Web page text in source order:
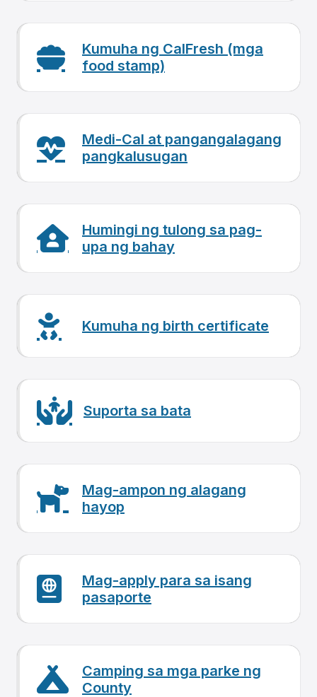
Kumuha ng CalFresh (mga
food stamp)
Medi-Cal at pangangalagang
pangkalusugan
Humingi ng tulong sa pag-
upa ng bahay
Kumuha ng birth certificate
Suporta sa bata
Mag-ampon ng alagang
hayop
Mag-apply para sa isang
pasaporte
Camping sa mga parke ng
County